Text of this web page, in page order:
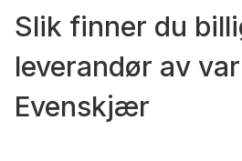
Slik finner du
leverandør av
Evenskjær